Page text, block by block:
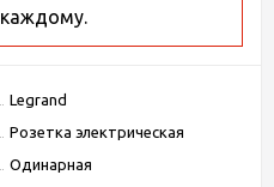
каждому.
Legrand
Розетка электрическая
Одинарная